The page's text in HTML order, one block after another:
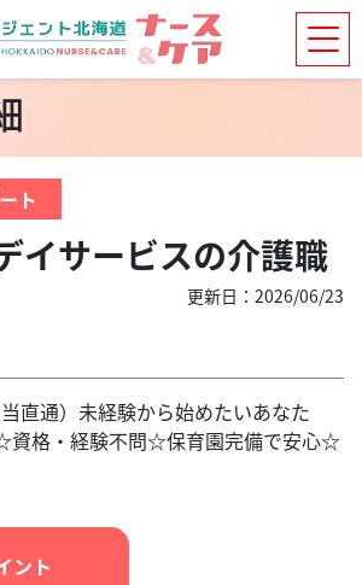
ト
イサービスの介護職
更新日：2026/06/23
直通）未経験から始めたいあなた
資格・経験不問☆保育園完備で安心☆
ント